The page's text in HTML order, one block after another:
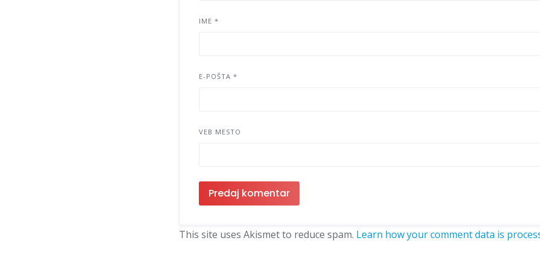
IME*
E-POŠTA*
VEB MESTO
This site uses Akismet to reduce spam. Learn how your comment data is